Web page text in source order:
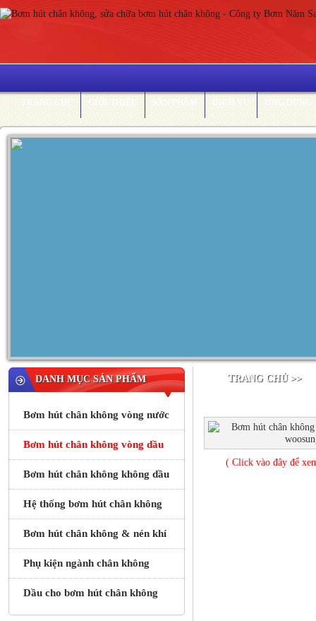
TRANG CHỦ GIỚI THIỆU SẢN PHẨM DỊCH VỤ ỨNG DỤNG
DANH MỤC SẢN PHẨM
Bơm hút chân không vòng nước
Bơm hút chân không vòng dầu
Bơm hút chân không không dầu
Hệ thống bơm hút chân không
Bơm hút chân không & nén khí
Phụ kiện ngành chân không
Dầu cho bơm hút chân không
TRANG CHỦ >>
( Click vào đây để